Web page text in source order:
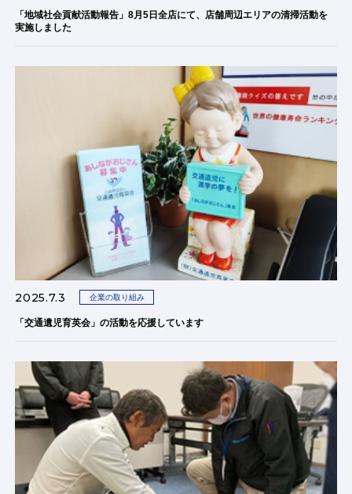
「地域社会貢献活動報告」8月5日全店にて、店舗周辺エリアの清掃活動を
実施しました
2025.7.3 企業の取り組み
「交通遺児育英会」の活動を応援しています